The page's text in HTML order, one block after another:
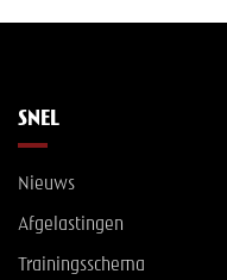
SNEL
Nieuws
Afgelastingen
Trainingsschema